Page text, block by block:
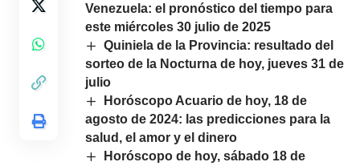
Venezuela: el pronóstico del tiempo para
este miércoles 30 julio de 2025
Quiniela de la Provincia: resultado del
sorteo de la Nocturna de hoy, jueves 31 de
julio
Horóscopo Acuario de hoy, 18 de
agosto de 2024: las predicciones para la
salud, el amor y el dinero
Horóscopo de hoy, sábado 18 de